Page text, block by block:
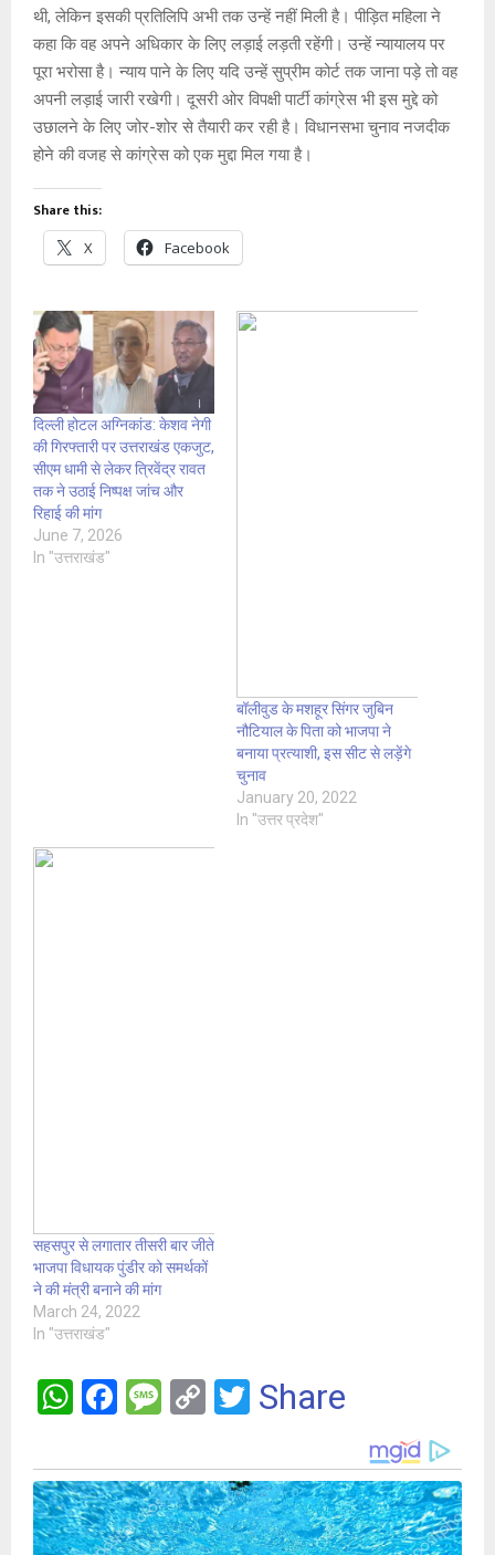
थी, लेकिन इसकी प्रतिलिपि अभी तक उन्हें नहीं मिली है। पीड़ित महिला ने
कहा कि वह अपने अधिकार के लिए लड़ाई लड़ती रहेंगी। उन्हें न्यायालय पर
पूरा भरोसा है। न्याय पाने के लिए यदि उन्हें सुप्रीम कोर्ट तक जाना पड़े तो वह
अपनी लड़ाई जारी रखेगी। दूसरी ओर विपक्षी पार्टी कांग्रेस भी इस मुद्दे को
उछालने के लिए जोर-शोर से तैयारी कर रही है। विधानसभा चुनाव नजदीक
होने की वजह से कांग्रेस को एक मुद्दा मिल गया है।
Share this:
X Facebook
दिल्ली होटल अग्निकांड: केशव नेगी
की गिरफ्तारी पर उत्तराखंड एकजुट,
सीएम धामी से लेकर त्रिवेंद्र रावत
तक ने उठाई निष्पक्ष जांच और
रिहाई की मांग
June 7, 2026
In "उत्तराखंड"
बॉलीवुड के मशहूर सिंगर जुबिन
नौटियाल के पिता को भाजपा ने
बनाया प्रत्याशी, इस सीट से लड़ेंगे
चुनाव
January 20, 2022
In "उत्तर प्रदेश"
सहसपुर से लगातार तीसरी बार जीते
भाजपा विधायक पुंडीर को समर्थकों
ने की मंत्री बनाने की मांग
March 24, 2022
In "उत्तराखंड"
W
at
s
A
F
ce
b
o
M
s
a
g
C
py
Li
n
T
tt
er
Share